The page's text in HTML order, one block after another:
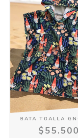
BATA TOALLA
$55.500